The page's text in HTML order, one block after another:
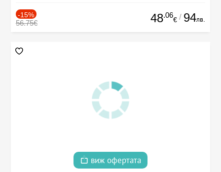
-15%
56.75€ 48.06
€ / 94лв.
виж офертата